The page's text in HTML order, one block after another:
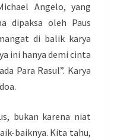
Angelo, yang
dipaksa oleh Paus
di balik karya
ini hanya demi cinta
Para Rasul”. Karya
bukan karena niat
baiknya. Kita tahu,